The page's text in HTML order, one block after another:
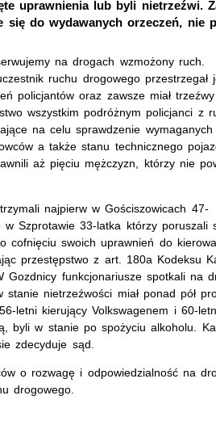
uprawnienia lub byli nietrzeźwi.
się do wydawanych orzeczeń, nie
na drogach wzmożony ruch.
ruchu drogowego przestrzegał
policjantów oraz zawsze miał trzeźwy
wszystkim podróżnym policjanci z
na celu sprawdzenie wymaganych
a także stanu technicznego
aż pięciu mężczyzn, którzy nie
najpierw w Gościszowicach 47-
w Szprotawie 33-latka którzy
cofnięciu swoich uprawnień do
przestępstwo z art. 180a Kodeksu
Gozdnicy funkcjonariusze spotkali na
stanie nietrzeźwości miał ponad pół
letni kierujący Volkswagenem i 60-
byli w stanie po spożyciu alkoholu.
zdecyduje sąd.
o rozwagę i odpowiedzialność na
drogowego.